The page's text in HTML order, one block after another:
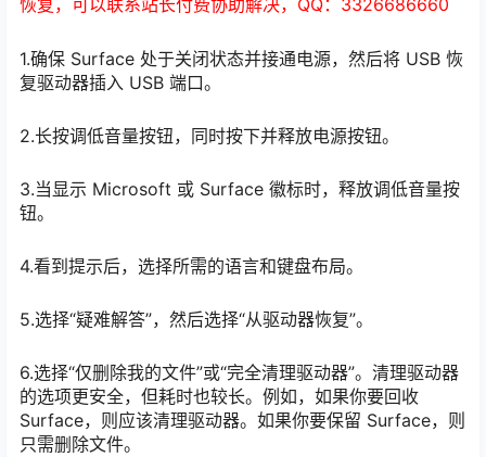
恢复，可以联系站长付费协助解决，QQ：3326686660
1.确保 Surface 处于关闭状态并接通电源，然后将 USB 恢
复驱动器插入 USB 端口。
2.长按调低音量按钮，同时按下并释放电源按钮。
3.当显示 Microsoft 或 Surface 徽标时，释放调低音量按
钮。
4.看到提示后，选择所需的语言和键盘布局。
5.选择“疑难解答”，然后选择“从驱动器恢复”。
6.选择“仅删除我的文件”或“完全清理驱动器”。清理驱动器
的选项更安全，但耗时也较长。例如，如果你要回收
Surface，则应该清理驱动器。如果你要保留 Surface，则
只需删除文件。